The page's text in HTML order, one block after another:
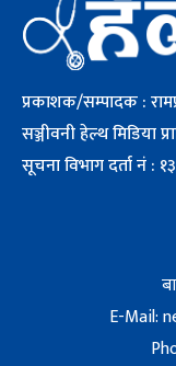
प्रकाशक/सम्पादक :
सञ्जीवनी हेल्थ मिडिया
सूचना विभाग दर्ता नं :
E-Mail: